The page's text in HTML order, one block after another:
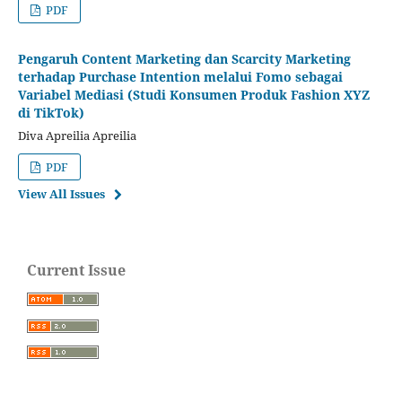
PDF
Pengaruh Content Marketing dan Scarcity Marketing
terhadap Purchase Intention melalui Fomo sebagai
Variabel Mediasi (Studi Konsumen Produk Fashion XYZ
di TikTok)
Diva Apreilia Apreilia
PDF
View All Issues
Current Issue